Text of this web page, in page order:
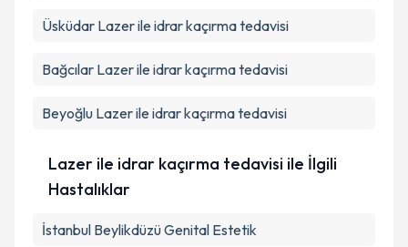
Üsküdar Lazer ile idrar kaçırma tedavisi
Bağcılar Lazer ile idrar kaçırma tedavisi
Beyoğlu Lazer ile idrar kaçırma tedavisi
Lazer ile idrar kaçırma tedavisi ile İlgili
Hastalıklar
İstanbul Beylikdüzü Genital Estetik